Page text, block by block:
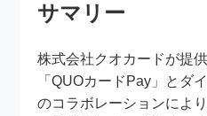
サマリー
株式会社クオカードが提
「QUOカードPay」とダ
のコラボレーションによ